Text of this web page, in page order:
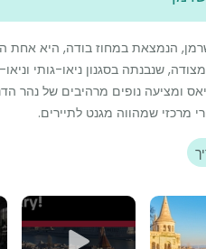
הנמצאת במחוז בודה, היא אחת
שנבנתה בסגנון ניאו-גותי
ומציעה נופים מרהיבים של נהר
מרכזי שמהווה מגנט לתיירים.